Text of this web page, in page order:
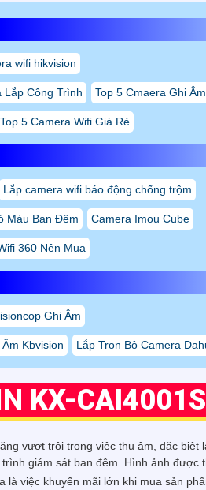
wifi hikvision
Lắp Công Trình Top 5 Cmaera Ghi
Top 5 Camera Wifi Giá Rẻ
Lắp camera wifi báo động chống trộm
Màu Ban Đêm Camera Imou Cube
360 Nên Mua
Ghi Âm
Kbvision Lắp Trọn Bộ Camera
KX-
vượt trội trong việc thu âm, đặc biệt
giám sát ban đêm. Hình ảnh được
là việc khuyến mãi lớn khi mua sản